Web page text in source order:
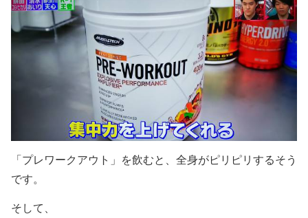
「プレワークアウト」を飲むと、全身がピリピリするそう
です。
そして、